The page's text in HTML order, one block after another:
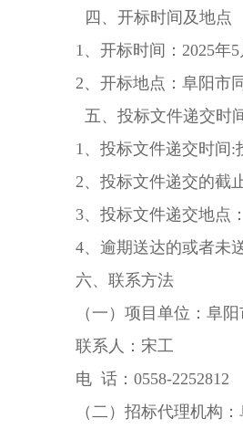
四、开标时间及地点
1、开标时间：2025年
2、开标地点：阜阳市
五、投标文件递交时
1、投标文件递交时间:
2、投标文件递交的截
3、投标文件递交地点
4、逾期送达的或者未
六、联系方法
（一）项目单位：阜
联系人：宋工
电 话：0558-2252812
（二）招标代理机构